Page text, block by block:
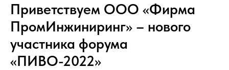
Приветствуем ООО «Фирма
ПромИнжиниринг» – нового
участника форума
«ПИВО-2022»